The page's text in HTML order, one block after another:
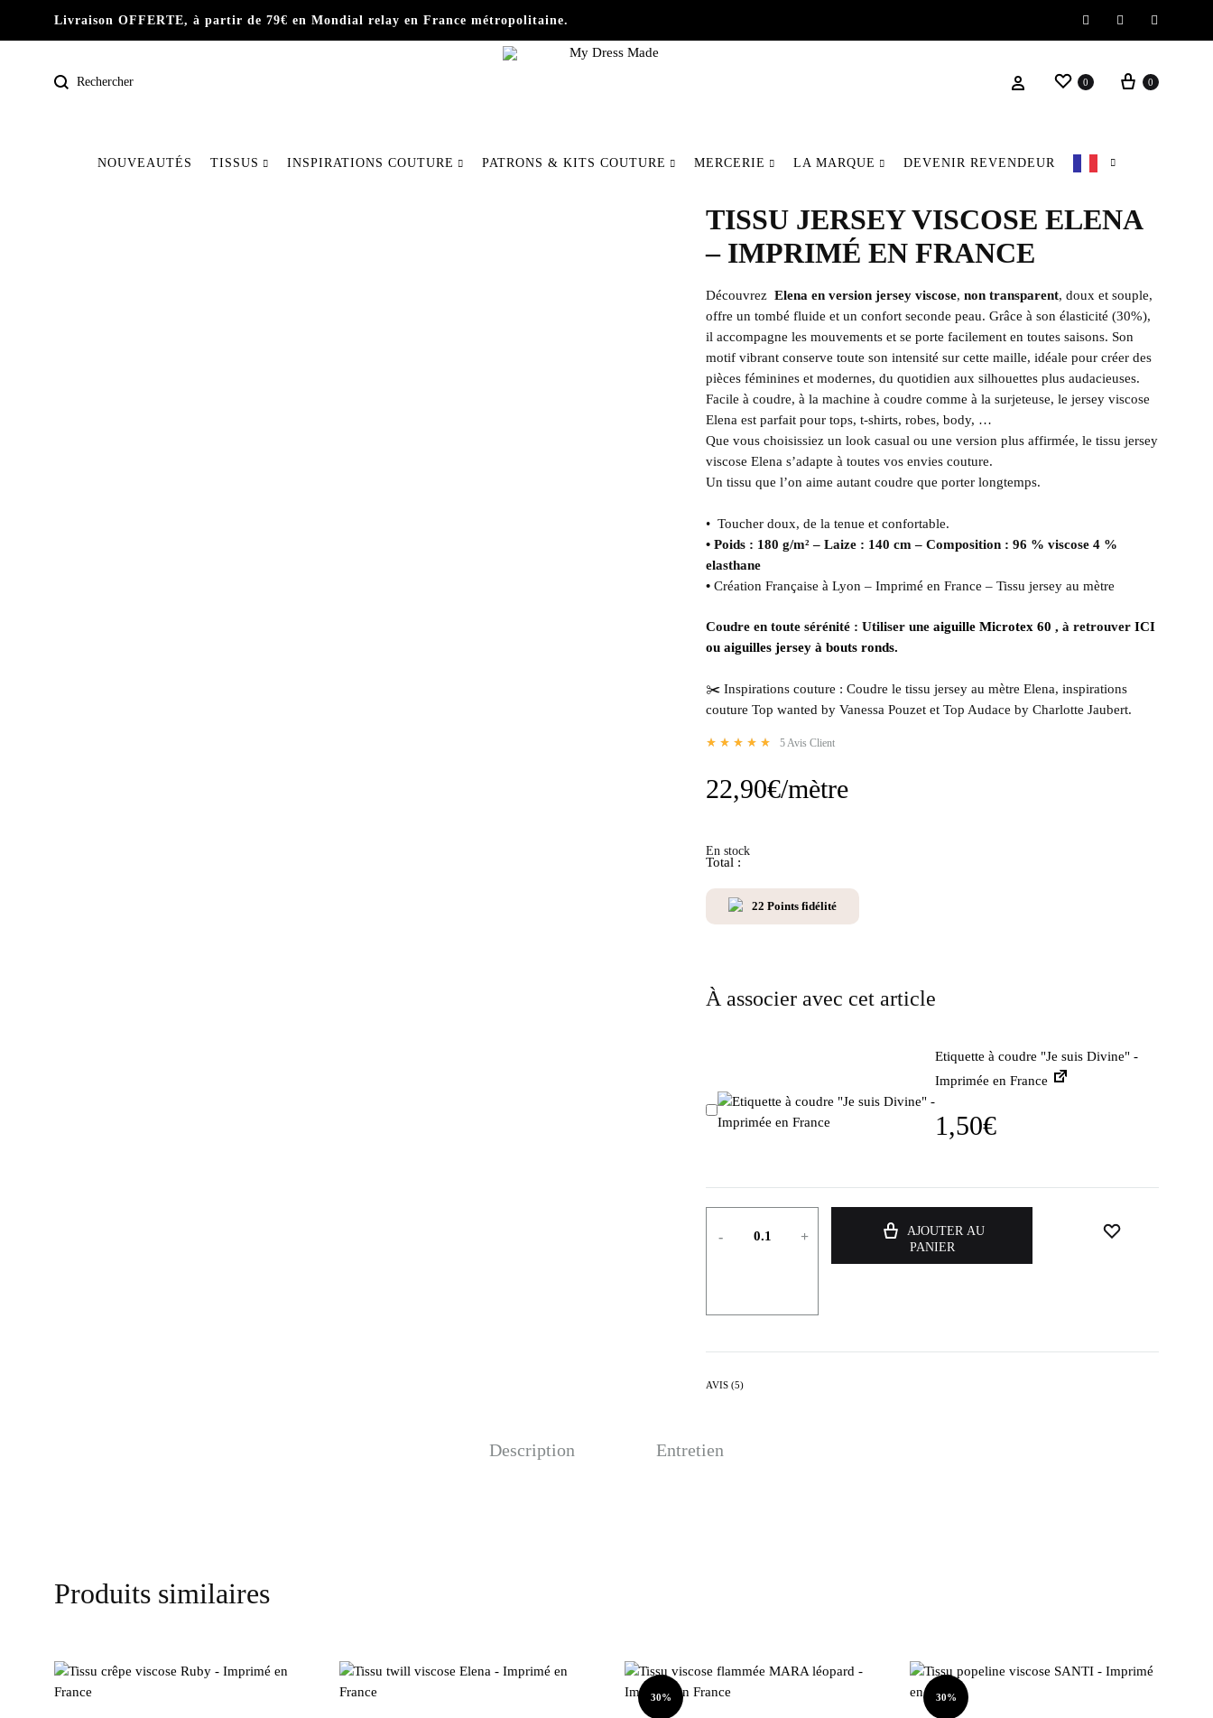
Livraison OFFERTE, à partir de 79€ en Mondial relay en France métropolitaine. InstagramFacebook
Made
mode
0 0
NOUVEAUTÉS TISSUS INSPIRATIONS COUTURE PATRONS & KITS COUTURE MERCERIE LA MARQUE DEVENIR REVENDEUR
TISSU JERSEY VISCOSE ELENA
– IMPRIMÉ EN FRANCE
Découvrez Elena en version jersey viscose, non transparent, doux et souple,
offre un tombé fluide et un confort seconde peau. Grâce à son élasticité (30%),
il accompagne les mouvements et se porte facilement en toutes saisons. Son
motif vibrant conserve toute son intensité sur cette maille, idéale pour créer des
pièces féminines et modernes, du quotidien aux silhouettes plus audacieuses.
Facile à coudre, à la machine à coudre comme à la surjeteuse, le jersey viscose
Elena est parfait pour tops, t-shirts, robes, body, …
Que vous choisissiez un look casual ou une version plus affirmée, le tissu jersey
viscose Elena s’adapte à toutes vos envies couture.
Un tissu que l’on aime autant coudre que porter longtemps.
• Toucher doux, de la tenue et confortable.
• Poids : 180 g/m² – Laize : 140 cm – Composition : 96 % viscose 4 %
elasthane
• Création Française à Lyon – Imprimé en France – Tissu jersey au mètre
Coudre en toute sérénité : Utiliser une aiguille Microtex 60 , à retrouver ICI
ou aiguilles jersey à bouts ronds.
✂️ Inspirations couture : Coudre le tissu jersey au mètre Elena, inspirations
couture Top wanted by Vanessa Pouzet et Top Audace by Charlotte Jaubert.
5Avis Client
22,90€/mètre
En stock
22 Points fidélité
À associer avec cet article
Etiquette à coudre "Je suis Divine" -
Imprimée en France
1,50€
- +
AJOUTER AU
PANIER
Total :
AVIS (5)
Description Entretien
Produits similaires
30% 30%